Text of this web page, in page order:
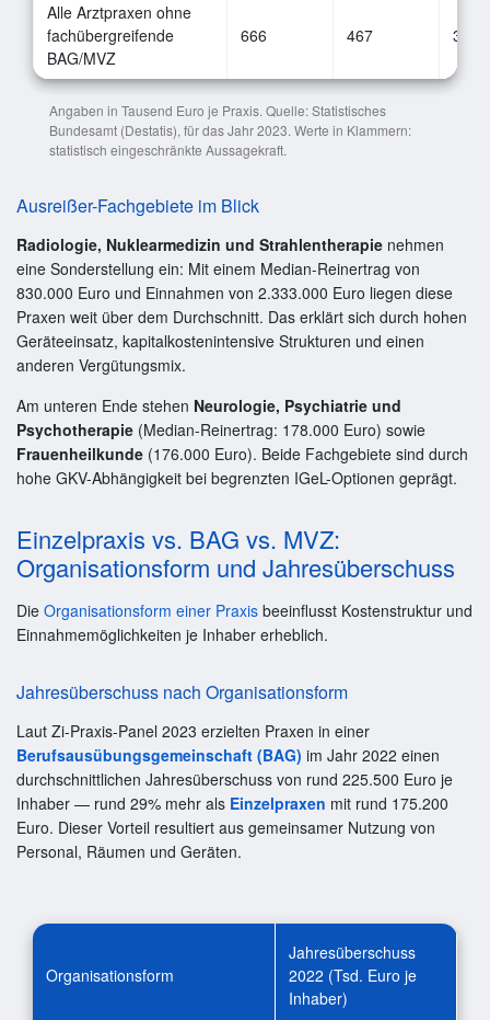
Alle Arztpraxen ohne
fachübergreifende
BAG/MVZ
666 467 303
Angaben in Tausend Euro je Praxis. Quelle: Statistisches
Bundesamt (Destatis), für das Jahr 2023. Werte in Klammern:
statistisch eingeschränkte Aussagekraft.
Ausreißer-Fachgebiete im Blick
Radiologie, Nuklearmedizin und Strahlentherapie nehmen
eine Sonderstellung ein: Mit einem Median-Reinertrag von
830.000 Euro und Einnahmen von 2.333.000 Euro liegen diese
Praxen weit über dem Durchschnitt. Das erklärt sich durch hohen
Geräteeinsatz, kapitalkostenintensive Strukturen und einen
anderen Vergütungsmix.
Am unteren Ende stehen Neurologie, Psychiatrie und
Psychotherapie (Median-Reinertrag: 178.000 Euro) sowie
Frauenheilkunde (176.000 Euro). Beide Fachgebiete sind durch
hohe GKV-Abhängigkeit bei begrenzten IGeL-Optionen geprägt.
Einzelpraxis vs. BAG vs. MVZ:
Organisationsform und Jahresüberschuss
Die Organisationsform einer Praxis beeinflusst Kostenstruktur und
Einnahmemöglichkeiten je Inhaber erheblich.
Jahresüberschuss nach Organisationsform
Laut Zi-Praxis-Panel 2023 erzielten Praxen in einer
Berufsausübungsgemeinschaft (BAG) im Jahr 2022 einen
durchschnittlichen Jahresüberschuss von rund 225.500 Euro je
Inhaber — rund 29% mehr als Einzelpraxen mit rund 175.200
Euro. Dieser Vorteil resultiert aus gemeinsamer Nutzung von
Personal, Räumen und Geräten.
Organisationsform
Jahresüberschuss
2022 (Tsd. Euro je
Inhaber)